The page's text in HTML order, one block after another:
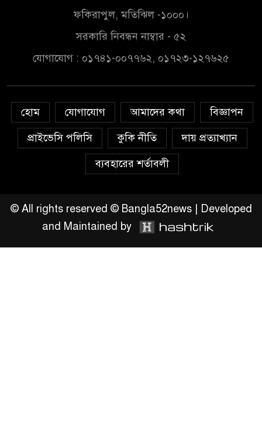
এখনই উপযুক্ত সময়
সরকার,প্রবাসীদের বিনিয়োগের
চাঁদপুরে মাটির নিচে গাঁজার ড্রাম,
মাদক কারবারি আটক
লুটপাট ও পাচারমুখী বাজেট
সংশোধনের দাবিতে ফরিদগঞ্জে
উঠান বৈঠক
ফকিরাপুল, মতিঝিল -১০০০।
সরকারি নিবন্ধন নাম্বার - ৫২
যোগাযোগ : ০১৭৪১-০০৭৭৬২, ০১৭২৩-১২৭৬২৫
হোম যোগাযোগ আমাদের কথা
বিজ্ঞাপন
প্রাইভেসি পলিসি
কুকি নীতি
দায় প্রত্যাখ্যান
ব্যবহারের শর্তাবলী
© All rights reserved © Bangla52news | Developed
and Maintained by